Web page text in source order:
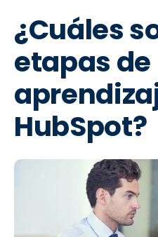
¿Cuáles
etapas de
HubSpot?